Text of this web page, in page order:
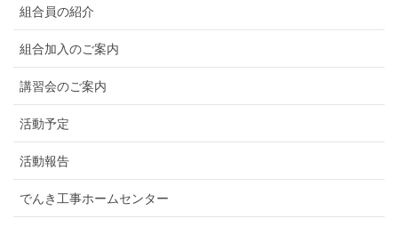
組合員の紹介
組合加入のご案内
講習会のご案内
活動予定
活動報告
でんき工事ホームセンター